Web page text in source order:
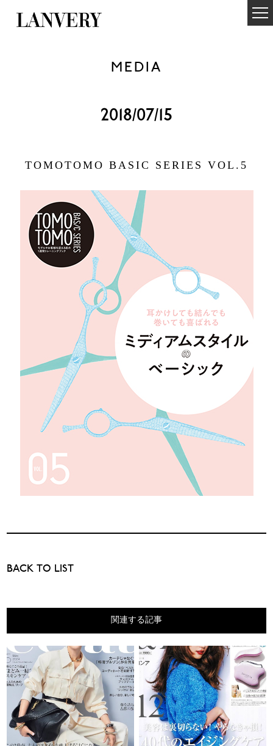
MEDIA
2018/07/15
TOMOTOMO BASIC SERIES VOL.5
BACK TO LIST
関連する記事